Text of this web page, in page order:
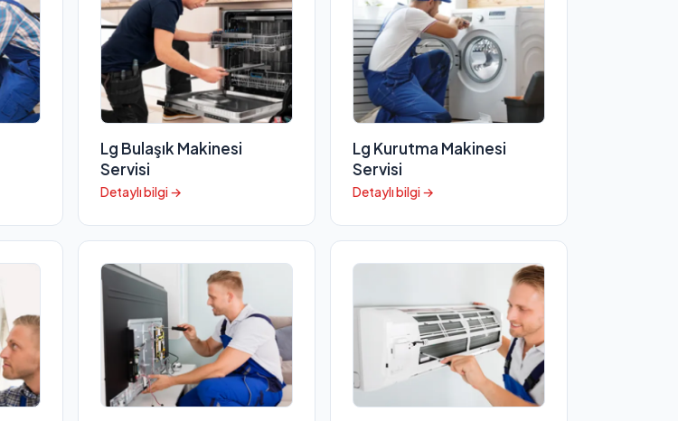
Lg Bulaşık Makinesi
Servisi
Detaylı bilgi →
Lg Kurutma Makinesi
Servisi
Detaylı bilgi →